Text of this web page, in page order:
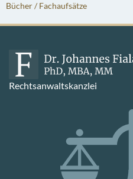
Bücher / Fachaufsätze
Rechtsanwaltskanzlei